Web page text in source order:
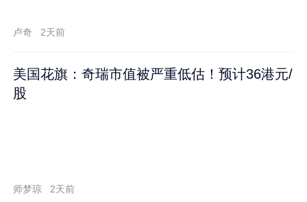
卢奇 2天前
美国花旗：奇瑞市值被严重低估！预计36港元/
股
师梦琼 2天前